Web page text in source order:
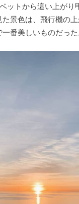
ットから這い上がり
景色は、飛行機の
番美しいものだった